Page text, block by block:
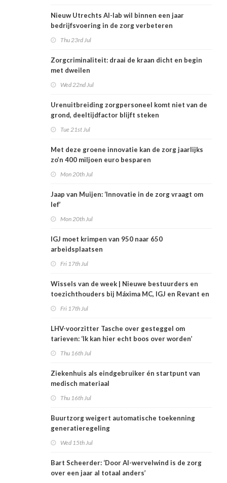
Nieuw Utrechts AI-lab wil binnen een jaar
bedrijfsvoering in de zorg verbeteren
Thu 23rd Jul
Zorgcriminaliteit: draai de kraan dicht en begin
met dweilen
Wed 22nd Jul
Urenuitbreiding zorgpersoneel komt niet van de
grond, deeltijdfactor blijft steken
Tue 21st Jul
Met deze groene innovatie kan de zorg jaarlijks
zo’n 400 miljoen euro besparen
Mon 20th Jul
Jaap van Muijen: ‘Innovatie in de zorg vraagt om
lef’
Mon 20th Jul
IGJ moet krimpen van 950 naar 650
arbeidsplaatsen
Fri 17th Jul
Wissels van de week | Nieuwe bestuurders en
toezichthouders bij Máxima MC, IGJ en Revant en
Fri 17th Jul
LHV-voorzitter Tasche over gesteggel om
tarieven: ‘Ik kan hier echt boos over worden’
Thu 16th Jul
Ziekenhuis als eindgebruiker én startpunt van
medisch materiaal
Thu 16th Jul
Buurtzorg weigert automatische toekenning
generatieregeling
Wed 15th Jul
Bart Scheerder: ‘Door AI-wervelwind is de zorg
over een jaar al totaal anders’